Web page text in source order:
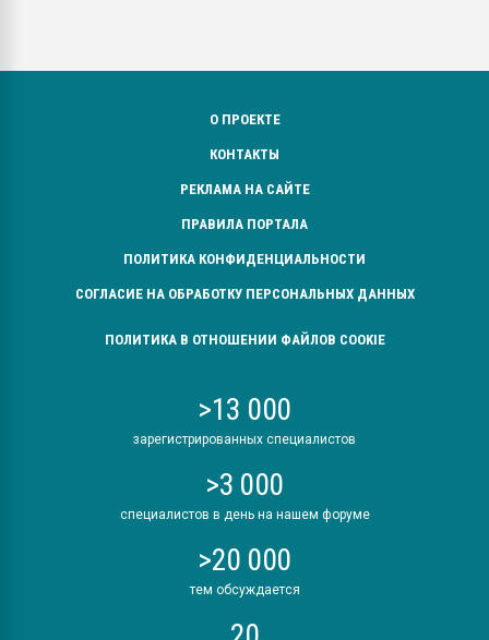
О ПРОЕКТЕ
КОНТАКТЫ
РЕКЛАМА НА САЙТЕ
ПРАВИЛА ПОРТАЛА
ПОЛИТИКА КОНФИДЕНЦИАЛЬНОСТИ
СОГЛАСИЕ НА ОБРАБОТКУ ПЕРСОНАЛЬНЫХ ДАННЫХ
ПОЛИТИКА В ОТНОШЕНИИ ФАЙЛОВ COOKIE
>13 000
зарегистрированных специалистов
>3 000
специалистов в день на нашем форуме
>20 000
тем обсуждается